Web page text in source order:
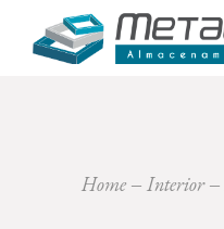
Home Interior